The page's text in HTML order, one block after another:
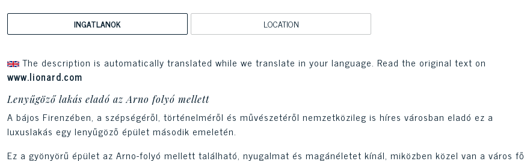
INGATLANOK LOCATION
The description is automatically translated while we translate in your language. Read the original text on
www.lionard.com
Lenyűgöző lakás eladó az Arno folyó mellett
A bájos Firenzében, a szépségéről, történelméről és művészetéről nemzetközileg is híres városban eladó ez a
luxuslakás egy lenyűgöző épület második emeletén.
Ez a gyönyörű épület az Arno-folyó mellett található, nyugalmat és magánéletet kínál, miközben közel van a város fő